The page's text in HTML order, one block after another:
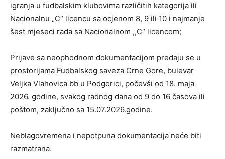
igranja u fudbalskim klubovima različitih kategorija ili
Nacionalnu „C“ licencu sa ocjenom 8, 9 ili 10 i najmanje
šest mjeseci rada sa Nacionalnom ,,C“ licencom;
Prijave sa neophodnom dokumentacijom predaju se u
prostorijama Fudbalskog saveza Crne Gore, bulevar
Veljka Vlahovica bb u Podgorici, počevši od 18. maja
2026. godine, svakog radnog dana od 9 do 16 časova ili
poštom, zaključno sa 15.07.2026.godine.
Neblagovremena i nepotpuna dokumentacija neće biti
razmatrana.